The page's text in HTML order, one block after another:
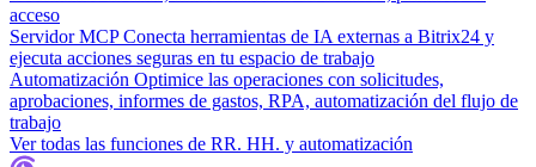
acceso
Servidor MCP Conecta herramientas de IA externas a Bitrix24 y
ejecuta acciones seguras en tu espacio de trabajo
Automatización Optimice las operaciones con solicitudes,
aprobaciones, informes de gastos, RPA, automatización del flujo de
trabajo
Ver todas las funciones de RR. HH. y automatización